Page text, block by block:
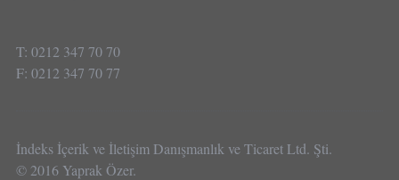
T: 0212 347 70 70
F: 0212 347 70 77
İndeks İçerik ve İletişim Danışmanlık ve Ticaret Ltd. Şti.
© 2016 Yaprak Özer.